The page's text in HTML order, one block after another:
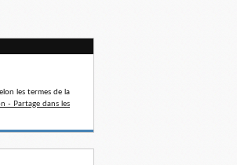
les termes de la
- Partage dans les